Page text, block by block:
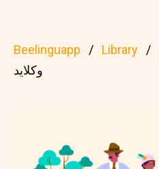
Beelinguapp Library
وكلايد